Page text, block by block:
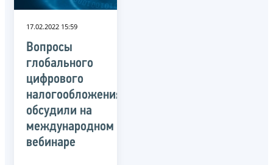
17.02.2022 15:59
Вопросы
глобального
цифрового
налогообложения
обсудили на
международном
вебинаре